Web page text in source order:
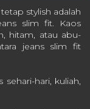
stylish adalah
slim fit. Kaos
hitam, atau abu-
jeans slim fit
hari, kuliah,